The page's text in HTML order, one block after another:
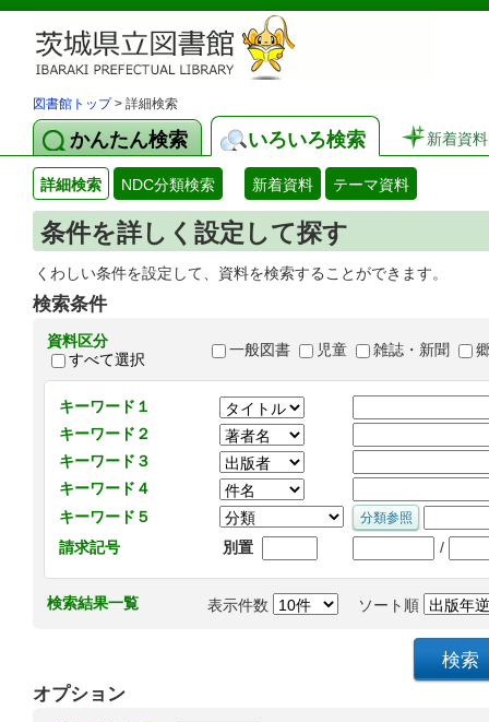
図書館トップ> 詳細検索
かんたん検索 いろいろ検索 新着資料
詳細検索 NDC分類検索 新着資料 テーマ資料
条件を詳しく設定して探す
くわしい条件を設定して、資料を検索することができます。
検索条件
資料区分
すべて選択
一般図書 児童 雑誌・新聞
キーワード１
キーワード２
キーワード３
キーワード４
キーワード５
請求記号
別置 /
検索結果一覧 表示件数 ソート順
オプション